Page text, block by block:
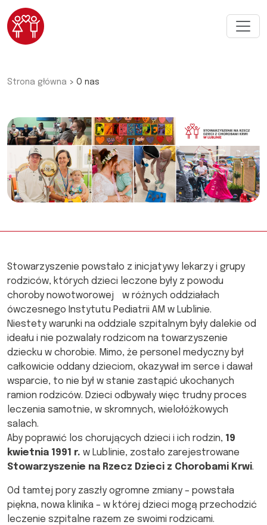
Przejdź do głównej treści
Strona główna > O nas
Stowarzyszenie powstało z inicjatywy lekarzy i grupy
rodziców, których dzieci leczone były z powodu
choroby nowotworowej w różnych oddziałach
ówczesnego Instytutu Pediatrii AM w Lublinie.
Niestety warunki na oddziale szpitalnym były dalekie od
ideału i nie pozwalały rodzicom na towarzyszenie
dziecku w chorobie. Mimo, że personel medyczny był
całkowicie oddany dzieciom, okazywał im serce i dawał
wsparcie, to nie był w stanie zastąpić ukochanych
ramion rodziców. Dzieci odbywały więc trudny proces
leczenia samotnie, w skromnych, wielołóżkowych
salach.
Aby poprawić los chorujących dzieci i ich rodzin, 19
kwietnia 1991 r. w Lublinie, zostało zarejestrowane
Stowarzyszenie na Rzecz Dzieci z Chorobami Krwi.
Od tamtej pory zaszły ogromne zmiany – powstała
piękna, nowa klinika – w której dzieci mogą przechodzić
leczenie szpitalne razem ze swoimi rodzicami.